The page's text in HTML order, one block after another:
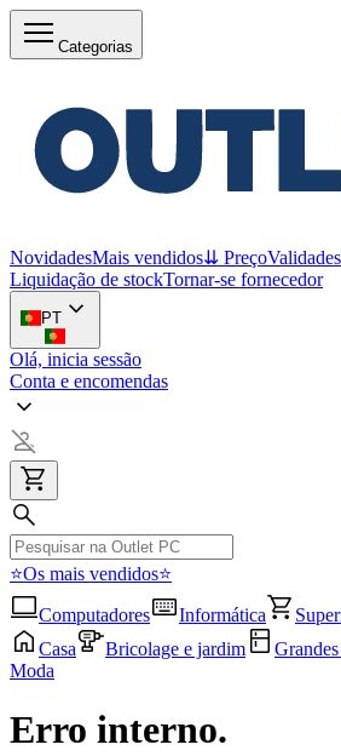
Categorias
NovidadesMais vendidos⇊ PreçoValidades
Liquidação de stockTornar-se fornecedor
PT
Olá, inicia sessão
Conta e encomendas
⭐Os mais vendidos⭐
Computadores
Informática
Casa
Bricolage e jardim
Moda
Erro interno.